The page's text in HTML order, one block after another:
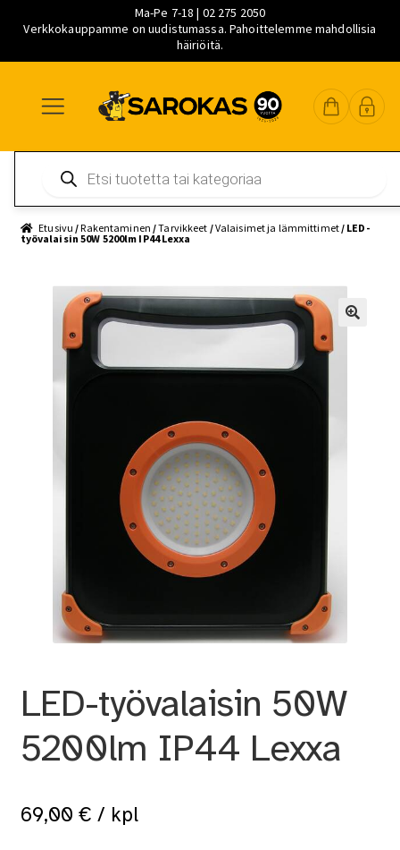
Ma-Pe 7-18 | 02 275 2050
Verkkokauppamme on uudistumassa. Pahoittelemme mahdollisia
häiriöitä.
navigointiin
sisältöön
pääsisältöön
search
Etusivu /Rakentaminen /Tarvikkeet /Valaisimet ja lämmittimet/ LED-
työvalaisin 50W 5200lm IP44 Lexxa
LED-työvalaisin 50W
5200lm IP44 Lexxa
69,00 € / kpl